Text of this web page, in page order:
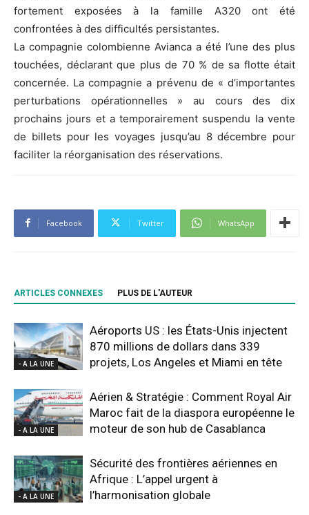
fortement exposées à la famille A320 ont été
confrontées à des difficultés persistantes.
La compagnie colombienne Avianca a été l’une des plus
touchées, déclarant que plus de 70 % de sa flotte était
concernée. La compagnie a prévenu de « d’importantes
perturbations opérationnelles » au cours des dix
prochains jours et a temporairement suspendu la vente
de billets pour les voyages jusqu’au 8 décembre pour
faciliter la réorganisation des réservations.
Facebook Twitter WhatsApp
ARTICLES CONNEXES PLUS DE L'AUTEUR
- A LA UNE
Aéroports US : les États-Unis injectent
870 millions de dollars dans 339
projets, Los Angeles et Miami en tête
- A LA UNE
Aérien & Stratégie : Comment Royal Air
Maroc fait de la diaspora européenne le
moteur de son hub de Casablanca
- A LA UNE
Sécurité des frontières aériennes en
Afrique : L’appel urgent à
l’harmonisation globale